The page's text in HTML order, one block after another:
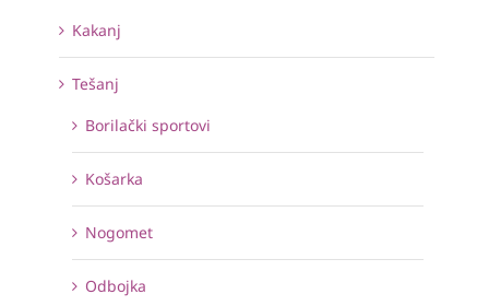
Kakanj
Tešanj
Borilački sportovi
Košarka
Nogomet
Odbojka